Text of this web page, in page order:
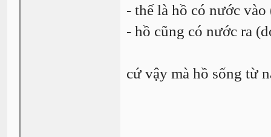
- thế là hồ có nước
- hồ cũng có nước ra
cứ vậy mà hồ sống từ